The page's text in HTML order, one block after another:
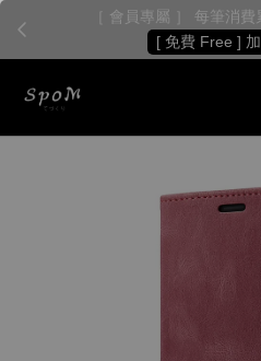
［ 會員專屬 ］ 每筆消
[ 免費 Free ]